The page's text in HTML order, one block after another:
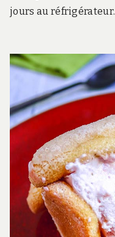
jours au réfrigérateur.